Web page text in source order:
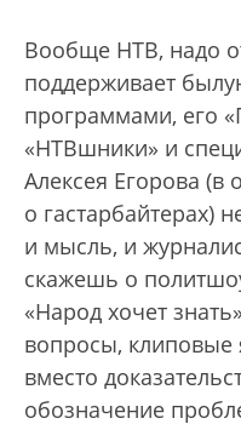
Вообще НТВ, надо
поддерживает
программами, его
«НТВшники» и
Алексея Егорова
о гастарбайтерах)
и мысль, и
скажешь о
«Народ хочет
вопросы, клиповые
вместо
обозначение